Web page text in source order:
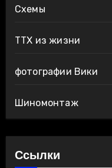
Схемы
ТТХ из жизни
фотографии Вики
Шиномонтаж
Ссылки